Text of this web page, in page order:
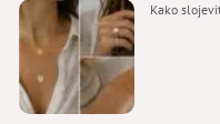
Kako